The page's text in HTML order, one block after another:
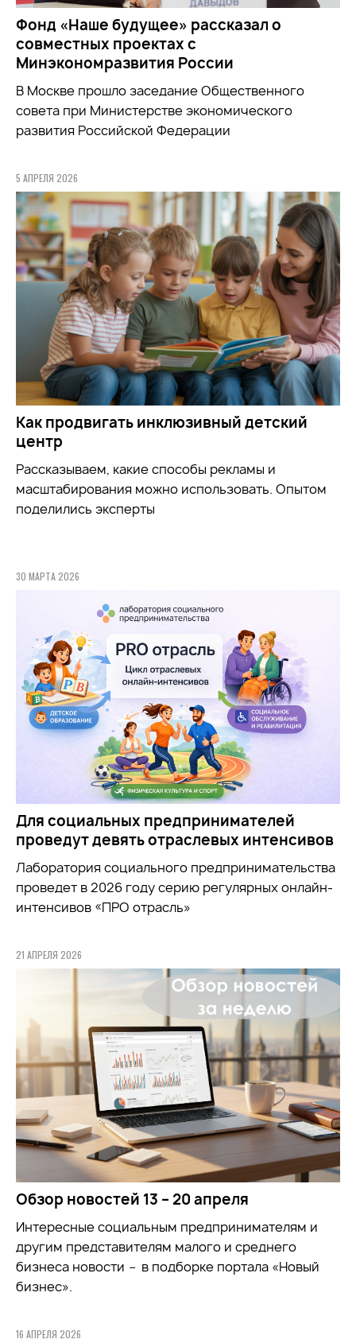
Фонд «Наше будущее» рассказал о
совместных проектах с
Минэкономразвития России
В Москве прошло заседание Общественного
совета при Министерстве экономического
развития Российской Федерации
5 АПРЕЛЯ 2026
Как продвигать инклюзивный детский
центр
Рассказываем, какие способы рекламы и
масштабирования можно использовать. Опытом
поделились эксперты
30 МАРТА 2026
Для социальных предпринимателей
проведут девять отраслевых интенсивов
Лаборатория социального предпринимательства
проведет в 2026 году серию регулярных онлайн-
интенсивов «ПРО отрасль»
21 АПРЕЛЯ 2026
Обзор новостей 13 – 20 апреля
Интересные социальным предпринимателям и
другим представителям малого и среднего
бизнеса новости – в подборке портала «Новый
бизнес».
16 АПРЕЛЯ 2026